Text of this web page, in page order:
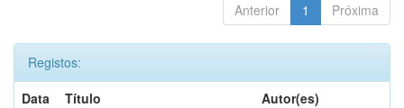
Anterior 1 Próxima
Registos:
Data
Título
Autor(es)